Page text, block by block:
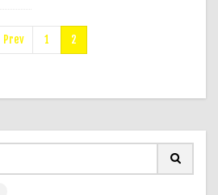
Prev 1 2